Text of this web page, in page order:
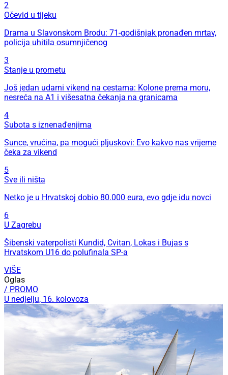
2
Očevid u tijeku
Drama u Slavonskom Brodu: 71-godišnjak pronađen mrtav,
policija uhitila osumnjičenog
3
Stanje u prometu
Još jedan udarni vikend na cestama: Kolone prema moru,
nesreća na A1 i višesatna čekanja na granicama
4
Subota s iznenađenjima
Sunce, vrućina, pa mogući pljuskovi: Evo kakvo nas vrijeme
čeka za vikend
5
Sve ili ništa
Netko je u Hrvatskoj dobio 80.000 eura, evo gdje idu novci
6
U Zagrebu
Šibenski vaterpolisti Kundid, Cvitan, Lokas i Bujas s
Hrvatskom U16 do polufinala SP-a
VIŠE
Oglas
/ PROMO
U nedjelju, 16. kolovoza